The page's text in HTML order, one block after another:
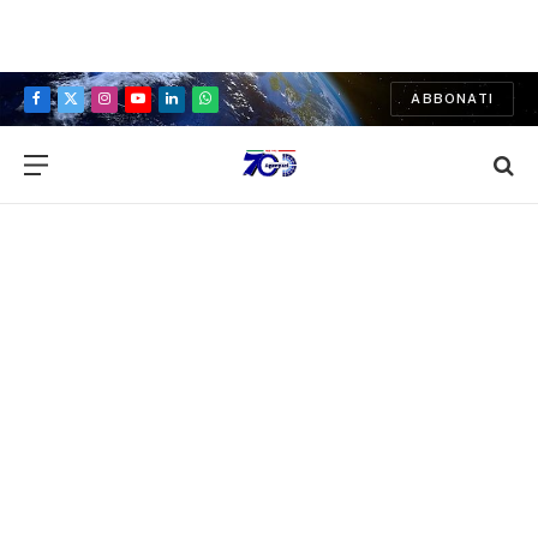
Facebook
X
Instagram
YouTubeLinkedInWhatsApp
ABBONATI